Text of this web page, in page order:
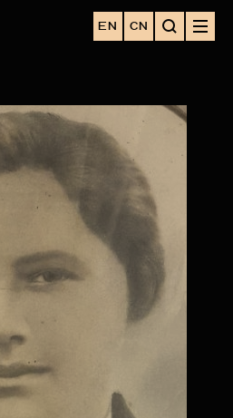
EN CN